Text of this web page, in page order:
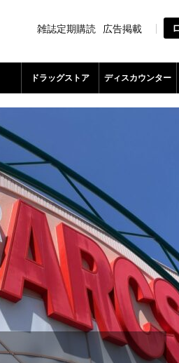
雑誌定期購読 広告掲載
ドラッグストア ディスカウンター